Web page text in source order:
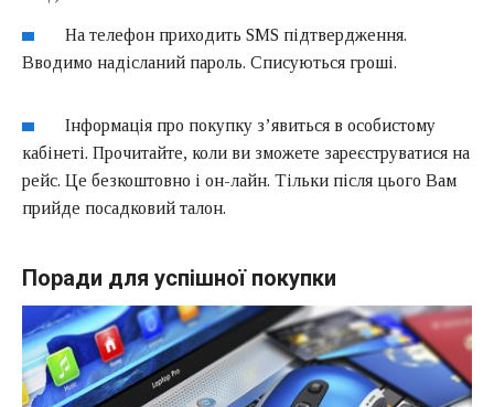
На телефон приходить SMS підтвердження.
Вводимо надісланий пароль. Списуються гроші.
Інформація про покупку з’явиться в особистому
кабінеті. Прочитайте, коли ви зможете зареєструватися на
рейс. Це безкоштовно і он-лайн. Тільки після цього Вам
прийде посадковий талон.
Поради для успішної покупки